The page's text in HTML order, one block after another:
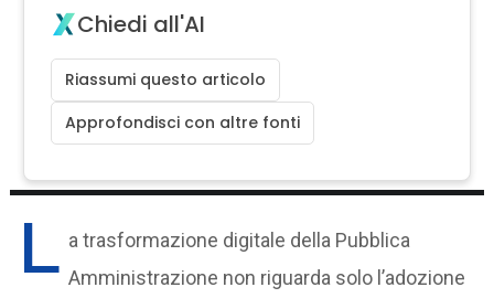
Chiedi all'AI
Riassumi questo articolo
Approfondisci con altre fonti
L a trasformazione digitale della Pubblica
Amministrazione non riguarda solo l’adozione